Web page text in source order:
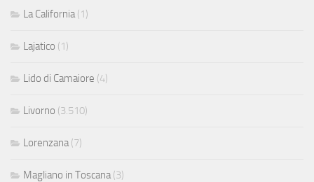
La California (1)
Lajatico (1)
Lido di Camaiore (4)
Livorno (3.510)
Lorenzana (7)
Magliano in Toscana (3)